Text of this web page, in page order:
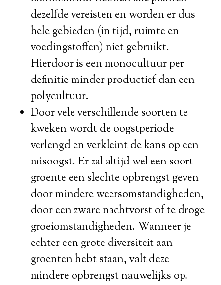
dezelfde vereisten en worden er dus
hele gebieden (in tijd, ruimte en
voedingstoffen) niet gebruikt.
Hierdoor is een monocultuur per
definitie minder productief dan een
polycultuur.
Door vele verschillende soorten te
kweken wordt de oogstperiode
verlengd en verkleint de kans op een
misoogst. Er zal altijd wel een soort
groente een slechte opbrengst geven
door mindere weersomstandigheden,
door een zware nachtvorst of te droge
groeiomstandigheden. Wanneer je
echter een grote diversiteit aan
groenten hebt staan, valt deze
mindere opbrengst nauwelijks op.